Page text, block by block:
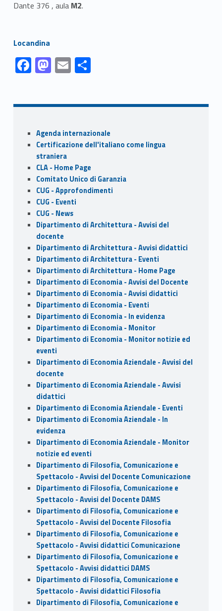
Dante 376 , aula M2.
Link identifier #identifier__118259-1Locandina
Link identifier #identifier__173126-1
F
ac
b
o
o
k
Link identifier #identifier__142806-2 M
as
d
o
n
Link identifier #identifier__93346-3 E
m
l
Link identifier #identifier__3286-4 S
h
e
Sidebar
Agenda internazionale
Certificazione dell'italiano come lingua
straniera
CLA - Home Page
Comitato Unico di Garanzia
CUG - Approfondimenti
CUG - Eventi
CUG - News
Dipartimento di Architettura - Avvisi del
docente
Dipartimento di Architettura - Avvisi didattici
Dipartimento di Architettura - Eventi
Dipartimento di Architettura - Home Page
Dipartimento di Economia - Avvisi del Docente
Dipartimento di Economia - Avvisi didattici
Dipartimento di Economia - Eventi
Dipartimento di Economia - In evidenza
Dipartimento di Economia - Monitor
Dipartimento di Economia - Monitor notizie ed
eventi
Dipartimento di Economia Aziendale - Avvisi del
docente
Dipartimento di Economia Aziendale - Avvisi
didattici
Dipartimento di Economia Aziendale - Eventi
Dipartimento di Economia Aziendale - In
evidenza
Dipartimento di Economia Aziendale - Monitor
notizie ed eventi
Dipartimento di Filosofia, Comunicazione e
Spettacolo - Avvisi del Docente Comunicazione
Dipartimento di Filosofia, Comunicazione e
Spettacolo - Avvisi del Docente DAMS
Dipartimento di Filosofia, Comunicazione e
Spettacolo - Avvisi del Docente Filosofia
Dipartimento di Filosofia, Comunicazione e
Spettacolo - Avvisi didattici Comunicazione
Dipartimento di Filosofia, Comunicazione e
Spettacolo - Avvisi didattici DAMS
Dipartimento di Filosofia, Comunicazione e
Spettacolo - Avvisi didattici Filosofia
Dipartimento di Filosofia, Comunicazione e